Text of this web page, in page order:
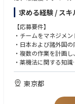
当局・顧客対応におい
の問題解決を図る
求める経験 / スキ
【応募要件】
・チームをマネジメ
・日本および諸外国
・複数の作業を計画
・薬機法に関する知識
・試験報告書を正確
・その他必要とされ
R-SDS法、倫理指針な
・RA分野における包
東京都